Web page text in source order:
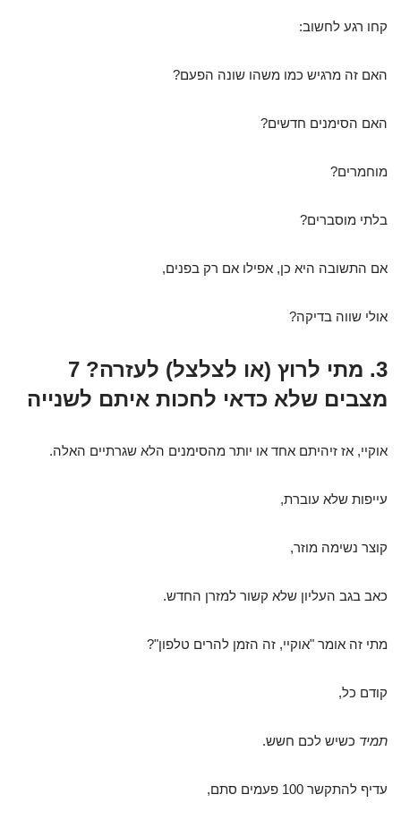
קחו רגע לחשוב:
האם זה מרגיש כמו משהו שונה הפעם?
האם הסימנים חדשים?
מוחמרים?
בלתי מוסברים?
אם התשובה היא כן, אפילו אם רק בפנים,
אולי שווה בדיקה?
3. מתי לרוץ (או לצלצל) לעזרה? 7
מצבים שלא כדאי לחכות איתם לשנייה
אוקיי, אז זיהיתם אחד או יותר מהסימנים הלא שגרתיים האלה.
עייפות שלא עוברת,
קוצר נשימה מוזר,
כאב בגב העליון שלא קשור למזרן החדש.
מתי זה אומר "אוקיי, זה הזמן להרים טלפון"?
קודם כל,
תמיד כשיש לכם חשש.
עדיף להתקשר 100 פעמים סתם,